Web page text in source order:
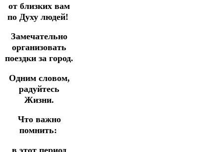
от близких вам
по Духу людей!
Замечательно
организовать
поездки за город.
Одним словом,
радуйтесь
Жизни.
Что важно
помнить: